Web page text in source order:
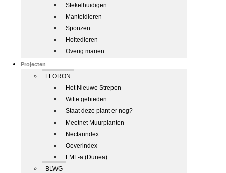
Stekelhuidigen
Manteldieren
Sponzen
Holtedieren
Overig marien
Projecten
FLORON
Het Nieuwe Strepen
Witte gebieden
Staat deze plant er nog?
Meetnet Muurplanten
Nectarindex
Oeverindex
LMF-a (Dunea)
BLWG